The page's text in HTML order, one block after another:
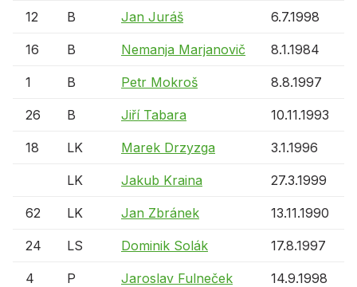
12 B Jan Juráš 6.7.1998
16 B Nemanja Marjanovič 8.1.1984
1 B Petr Mokroš 8.8.1997
26 B Jiří Tabara 10.11.1993
18 LK Marek Drzyzga 3.1.1996
LK Jakub Kraina 27.3.1999
62 LK Jan Zbránek 13.11.1990
24 LS Dominik Solák 17.8.1997
4 P Jaroslav Fulneček 14.9.1998